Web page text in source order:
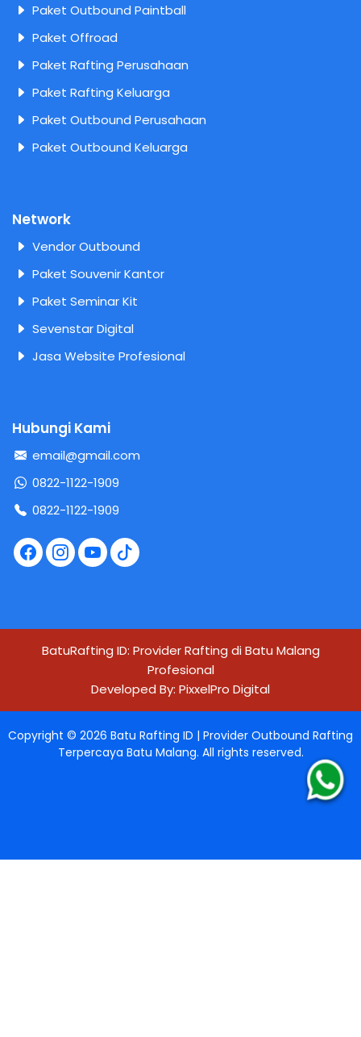
Paket Outbound Paintball
Paket Offroad
Paket Rafting Perusahaan
Paket Rafting Keluarga
Paket Outbound Perusahaan
Paket Outbound Keluarga
Network
Vendor Outbound
Paket Souvenir Kantor
Paket Seminar Kit
Sevenstar Digital
Jasa Website Profesional
Hubungi Kami
email@gmail.com
0822-1122-1909
0822-1122-1909
BatuRafting ID: Provider Rafting di Batu Malang
Profesional
Developed By: PixxelPro Digital
Copyright © 2026 Batu Rafting ID | Provider Outbound Rafting
Terpercaya Batu Malang. All rights reserved.